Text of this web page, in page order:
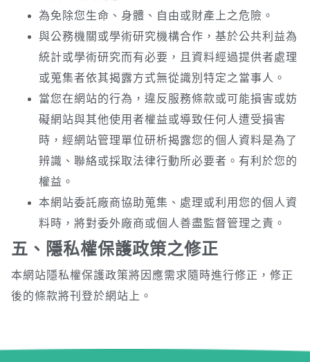
為免除您生命、身體、自由或財產上之危險。
與公務機關或學術研究機構合作，基於公共利益為
統計或學術研究而有必要，且資料經過提供者處理
或蒐集者依其揭露方式無從識別特定之當事人。
當您在網站的行為，違反服務條款或可能損害或妨
礙網站與其他使用者權益或導致任何人遭受損害
時，經網站管理單位研析揭露您的個人資料是為了
辨識、聯絡或採取法律行動所必要者。有利於您的
權益。
本網站委託廠商協助蒐集、處理或利用您的個人資
料時，將對委外廠商或個人善盡監督管理之責。
五、隱私權保護政策之修正
本網站隱私權保護政策將因應需求隨時進行修正，修正
後的條款將刊登於網站上。